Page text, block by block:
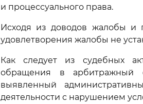
и процессуального права.
Исходя из доводов жалобы и
удовлетворения жалобы не
Как следует из судебных
обращения в арбитражный
выявленный
деятельности с нарушением